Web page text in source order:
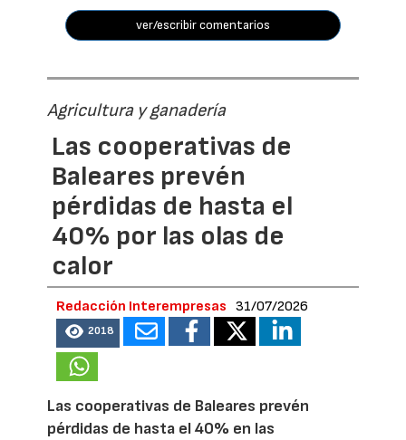
ver/escribir comentarios
Agricultura y ganadería
Las cooperativas de
Baleares prevén
pérdidas de hasta el
40% por las olas de
calor
Redacción Interempresas 31/07/2026
2018
Las cooperativas de Baleares prevén
pérdidas de hasta el 40% en las